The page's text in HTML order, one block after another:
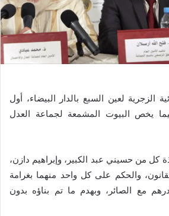
الزجرية لعين السبع بالدار البيضاء، أول
يخص البيوت المشمعة لجماعة العدل
كل من حسيني عبد الكبير، وإبراهيم دازن،
والحكم على كل واحد منهما بغرامة
10 آلاف درهم مع الصائر، وبهدم ما تم بناؤه بدون